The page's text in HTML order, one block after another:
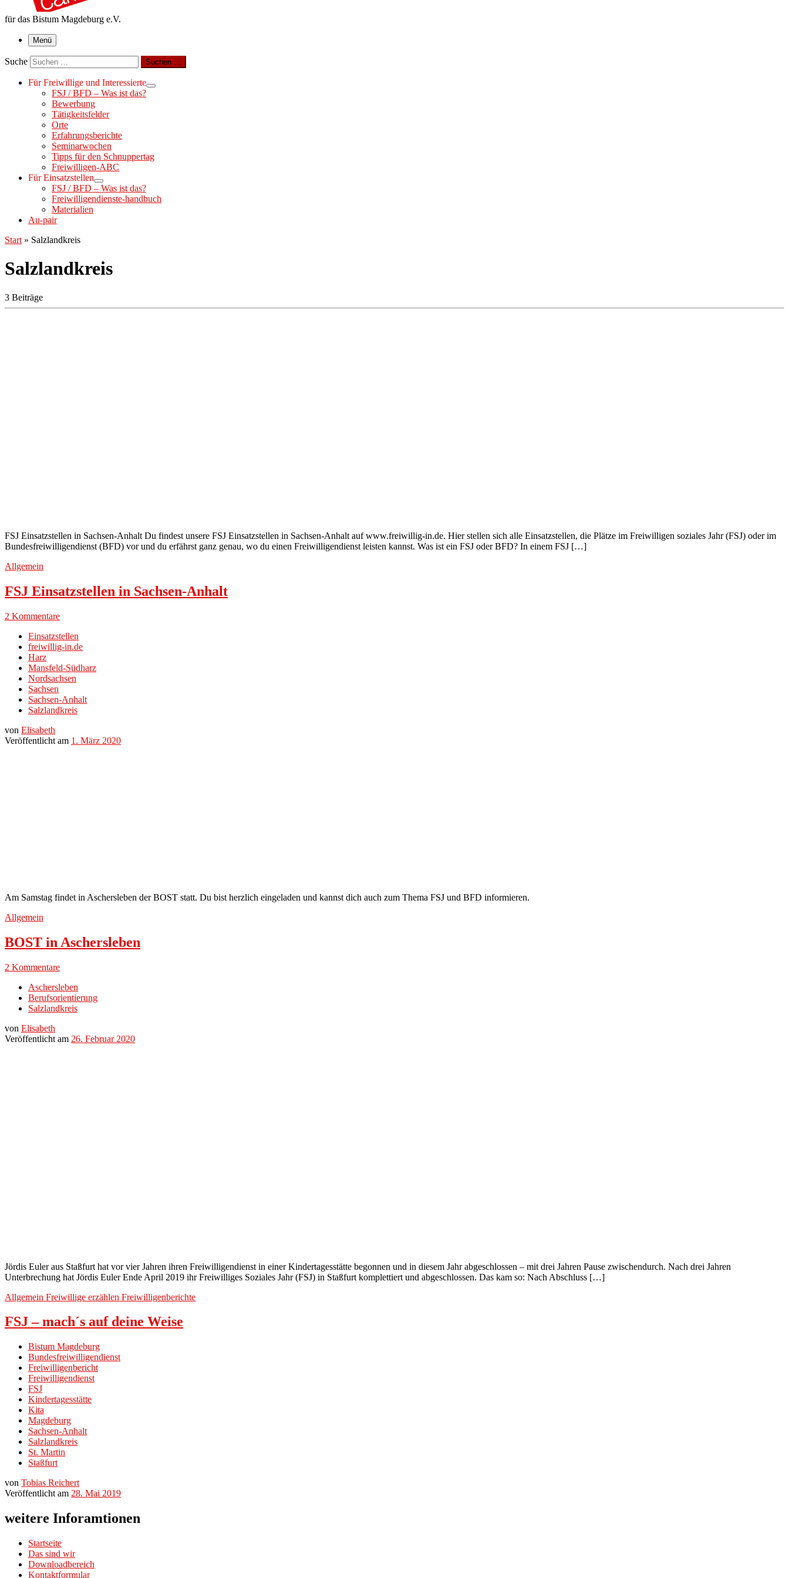
für das Bistum Magdeburg e.V.
Menü
Suche Suchen …
Für Freiwillige und Interessierte
FSJ / BFD – Was ist das?
Bewerbung
Tätigkeitsfelder
Orte
Erfahrungsberichte
Seminarwochen
Tipps für den Schnuppertag
Freiwilligen-ABC
Für Einsatzstellen
FSJ / BFD – Was ist das?
Freiwilligendienste-handbuch
Materialien
Au-pair
Start » Salzlandkreis
Salzlandkreis
3 Beiträge
FSJ Einsatzstellen in Sachsen-Anhalt Du findest unsere FSJ Einsatzstellen in Sachsen-Anhalt auf www.freiwillig-in.de. Hier stellen sich alle Einsatzstellen, die Plätze im Freiwilligen soziales Jahr (FSJ) oder im
Bundesfreiwilligendienst (BFD) vor und du erfährst ganz genau, wo du einen Freiwilligendienst leisten kannst. Was ist ein FSJ oder BFD? In einem FSJ […]
Allgemein
FSJ Einsatzstellen in Sachsen-Anhalt
2 Kommentare
Einsatzstellen
freiwillig-in.de
Harz
Mansfeld-Südharz
Nordsachsen
Sachsen
Sachsen-Anhalt
Salzlandkreis
von Elisabeth
Veröffentlicht am 1. März 2020
Am Samstag findet in Aschersleben der BOST statt. Du bist herzlich eingeladen und kannst dich auch zum Thema FSJ und BFD informieren.
Allgemein
BOST in Aschersleben
2 Kommentare
Aschersleben
Berufsorientierung
Salzlandkreis
von Elisabeth
Veröffentlicht am 26. Februar 2020
Jördis Euler aus Staßfurt hat vor vier Jahren ihren Freiwilligendienst in einer Kindertagesstätte begonnen und in diesem Jahr abgeschlossen – mit drei Jahren Pause zwischendurch. Nach drei Jahren
Unterbrechung hat Jördis Euler Ende April 2019 ihr Freiwilliges Soziales Jahr (FSJ) in Staßfurt komplettiert und abgeschlossen. Das kam so: Nach Abschluss […]
Allgemein Freiwillige erzählen Freiwilligenberichte
FSJ – mach´s auf deine Weise
Bistum Magdeburg
Bundesfreiwilligendienst
Freiwilligenbericht
Freiwilligendienst
FSJ
Kindertagesstätte
Kita
Magdeburg
Sachsen-Anhalt
Salzlandkreis
St. Martin
Staßfurt
von Tobias Reichert
Veröffentlicht am 28. Mai 2019
weitere Inforamtionen
Startseite
Das sind wir
Downloadbereich
Kontaktformular